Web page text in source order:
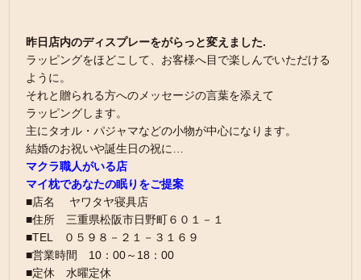
昨日店内のディスプレーをがらっと変えました.
ラッピングをほどこして、お客様へ目で楽しんでいただける
ように。
それと贈られる方へのメッセージの言葉を添えて
ラッピングします。
主にタオル・パジャマなどの小物が中心になります。
結婚のお祝いや誕生日の祝に…
マクラ職人がいる店
マイ枕であなたの眠りをご提案
■店名 ヤワタヤ寝具店
■住所 三重県松阪市日野町６０１－１
■TEL ０５９８－２１－３１６９
■営業時間 10：00～18：00
■定休 水曜定休